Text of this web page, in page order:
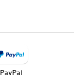
PayPal